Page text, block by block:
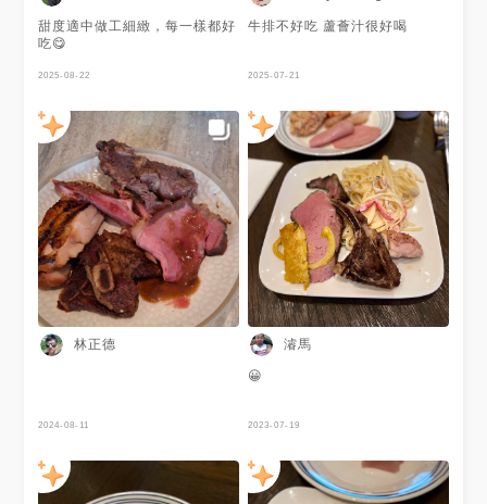
甜度適中做工細緻，每一樣都好
吃😋
2025-08-22
牛排不好吃 蘆薈汁很好喝
2025-07-21
林正德
2024-08-11
濬馬
😀
2023-07-19